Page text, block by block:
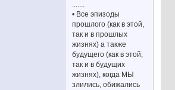
.......
• Все эпизоды
прошлого (как в этой,
так и в прошлых
жизнях) а также
будущего (как в этой,
так и в будущих
жизнях), когда МЫ
злились, обижались